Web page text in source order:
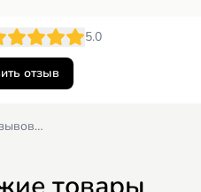
5.0
отзыв